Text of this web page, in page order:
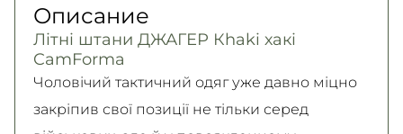
Самовывоз
Безкоштовно
Подробнее
Pay, PrivatPay, Visa, Mastercard.
Подробнее
Подробно об условиях возврата и обмена
читайте настранице
Подробнее
Описание
Літні штани ДЖАГЕР Кhaki хакі
CamForma
Чоловічий тактичний одяг уже давно міцно
закріпив свої позиції не тільки серед